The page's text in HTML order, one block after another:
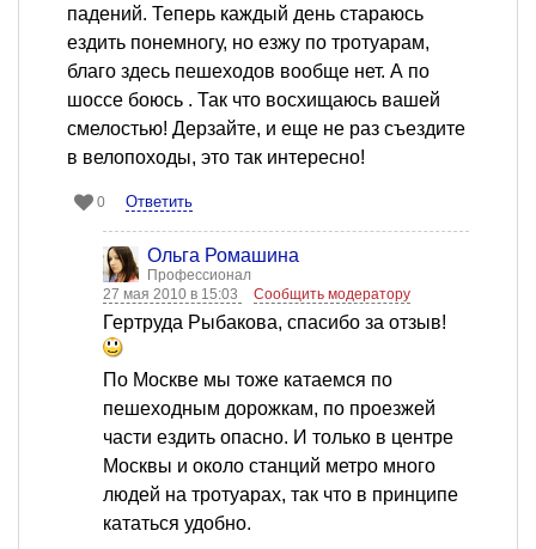
падений. Теперь каждый день стараюсь
ездить понемногу, но езжу по тротуарам,
благо здесь пешеходов вообще нет. А по
шоссе боюсь . Так что восхищаюсь вашей
смелостью! Дерзайте, и еще не раз съездите
в велопоходы, это так интересно!
0 Ответить
Ольга Ромашина
Профессионал
27 мая 2010 в 15:03
Сообщить модератору
Гертруда Рыбакова, спасибо за отзыв!
По Москве мы тоже катаемся по
пешеходным дорожкам, по проезжей
части ездить опасно. И только в центре
Москвы и около станций метро много
людей на тротуарах, так что в принципе
кататься удобно.